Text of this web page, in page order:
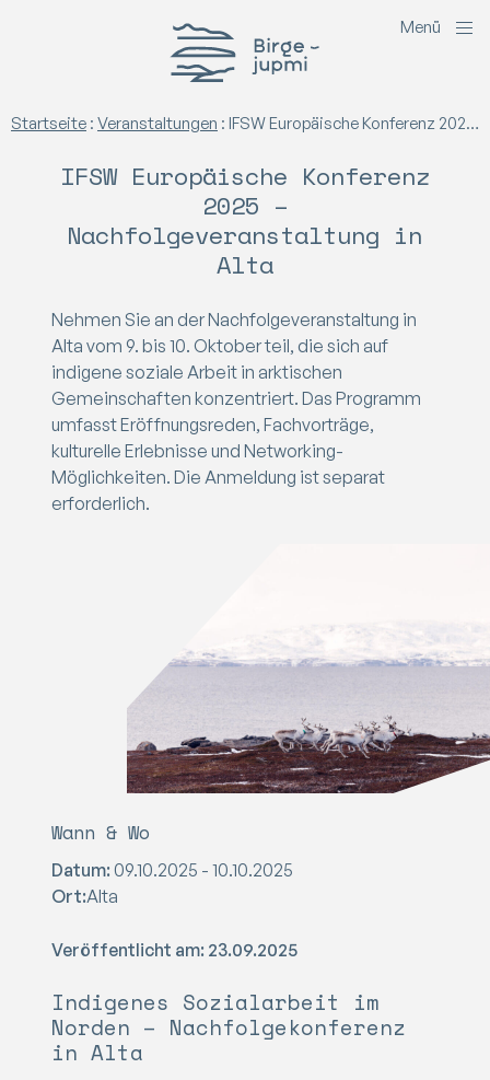
Birgejupmi Menü
Startseite : Veranstaltungen : IFSW Europäische Konferenz 2025 – Nachfolgeveranstaltung in Alta
IFSW Europäische Konferenz
2025 –
Nachfolgeveranstaltung in
Alta
Nehmen Sie an der Nachfolgeveranstaltung in
Alta vom 9. bis 10. Oktober teil, die sich auf
indigene soziale Arbeit in arktischen
Gemeinschaften konzentriert. Das Programm
umfasst Eröffnungsreden, Fachvorträge,
kulturelle Erlebnisse und Networking-
Möglichkeiten. Die Anmeldung ist separat
erforderlich.
Wann & Wo
Datum: 09.10.2025 - 10.10.2025
Ort:Alta
Veröffentlicht am: 23.09.2025
Indigenes Sozialarbeit im
Norden – Nachfolgekonferenz
in Alta